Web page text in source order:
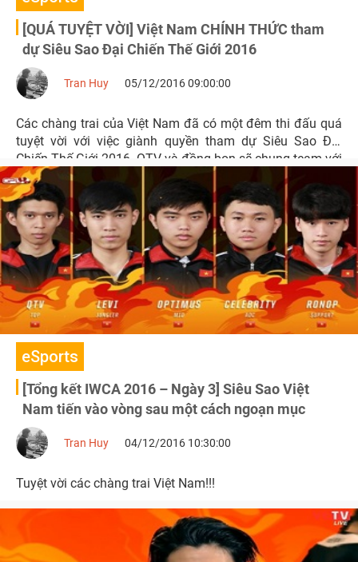
[QUÁ TUYỆT VỜI] Việt Nam CHÍNH THỨC tham
dự Siêu Sao Đại Chiến Thế Giới 2016
Tran Huy 05/12/2016 09:00:00
Các chàng trai của Việt Nam đã có một đêm thi đấu quá
tuyệt vời với việc giành quyền tham dự Siêu Sao Đại
Chiến Thế Giới 2016. QTV và đồng bọn sẽ chung team với
Faker, Smeb, Bjergsen...vào tuần sau.
eSports
[Tổng kết IWCA 2016 – Ngày 3] Siêu Sao Việt
Nam tiến vào vòng sau một cách ngoạn mục
Tran Huy 04/12/2016 10:30:00
Tuyệt vời các chàng trai Việt Nam!!!